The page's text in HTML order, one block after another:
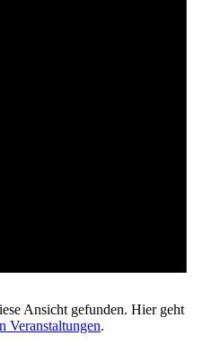
Ansicht gefunden. Hier geht
Veranstaltungen.